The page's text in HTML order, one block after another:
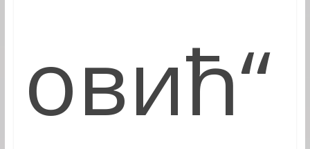
овић“